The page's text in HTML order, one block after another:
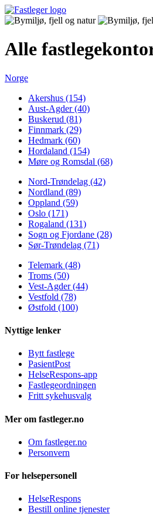
Alle
Norge
Akershus (154)
Aust-Agder (40)
Buskerud (81)
Finnmark (29)
Hedmark (60)
Hordaland (154)
Møre og Romsdal (68)
Nord-Trøndelag (42)
Nordland (89)
Oppland (59)
Oslo (171)
Rogaland (131)
Sogn og Fjordane (28)
Sør-Trøndelag (71)
Telemark (48)
Troms (50)
Vest-Agder (44)
Vestfold (78)
Østfold (100)
Nyttige lenker
Bytt fastlege
PasientPost
HelseRespons-app
Fastlegeordningen
Fritt sykehusvalg
Mer om fastleger.no
Om fastleger.no
Personvern
For helsepersonell
HelseRespons
Bestill online tjenester